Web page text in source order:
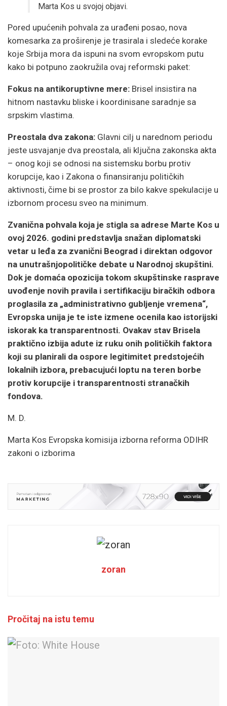
Marta Kos u svojoj objavi.
Pored upućenih pohvala za urađeni posao, nova
komesarka za proširenje je trasirala i sledeće korake
koje Srbija mora da ispuni na svom evropskom putu
kako bi potpuno zaokružila ovaj reformski paket:
Fokus na antikoruptivne mere: Brisel insistira na
hitnom nastavku bliske i koordinisane saradnje sa
srpskim vlastima.
Preostala dva zakona: Glavni cilj u narednom periodu
jeste usvajanje dva preostala, ali ključna zakonska akta
– onog koji se odnosi na sistemsku borbu protiv
korupcije, kao i Zakona o finansiranju političkih
aktivnosti, čime bi se prostor za bilo kakve spekulacije u
izbornom procesu sveo na minimum.
Zvanična pohvala koja je stigla sa adrese Marte Kos u
ovoj 2026. godini predstavlja snažan diplomatski
vetar u leđa za zvanični Beograd i direktan odgovor
na unutrašnjopolitičke debate u Narodnoj skupštini.
Dok je domaća opozicija tokom skupštinske rasprave
uvođenje novih pravila i sertifikaciju biračkih odbora
proglasila za „administrativno gubljenje vremena“,
Evropska unija je te iste izmene ocenila kao istorijski
iskorak ka transparentnosti. Ovakav stav Brisela
praktično izbija adute iz ruku onih političkih faktora
koji su planirali da ospore legitimitet predstojećih
lokalnih izbora, prebacujući loptu na teren borbe
protiv korupcije i transparentnosti stranačkih
fondova.
M. D.
Marta Kos Evropska komisija izborna reforma ODIHR
zakoni o izborima
zoran
Pročitaj na istu temu